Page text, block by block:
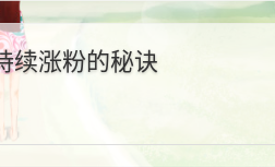
续涨粉的秘诀